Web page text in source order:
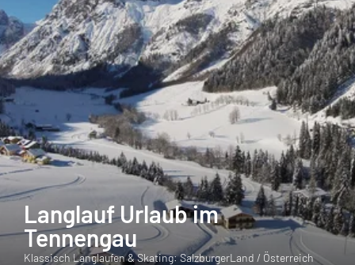
Langlauf Urlaub im
Tennengau
Klassisch Langlaufen & Skating: SalzburgerLand / Österreich